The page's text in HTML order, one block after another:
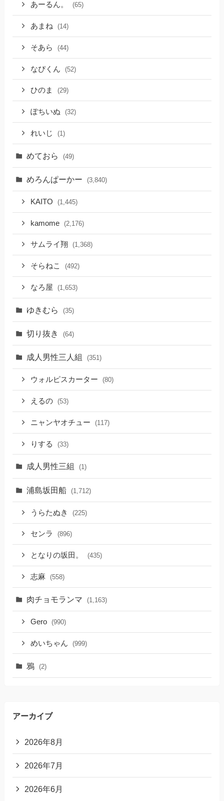
あーるん。 (65)
あまね (14)
そあら (44)
なぴくん (52)
ひのま (29)
ぽちいぬ (32)
れいじ (1)
めておら (49)
めろんぱーかー (3,840)
KAITO (1,445)
kamome (2,176)
サムライ翔 (1,368)
そらねこ (492)
なろ屋 (1,653)
ゆきむら (35)
切り抜き (64)
成人男性三人組 (351)
ウォルピスカーター (80)
えるの (53)
ニャンヤオチュー (117)
りする (33)
成人男性三組 (1)
浦島坂田船 (1,712)
うらたぬき (225)
センラ (896)
となりの坂田。 (435)
志麻 (558)
肉チョモランマ (1,163)
Gero (990)
めいちゃん (999)
鴉 (2)
アーカイブ
2026年8月
2026年7月
2026年6月